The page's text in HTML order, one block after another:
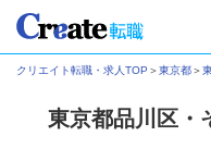
クリエイト転職・求人TOP ＞東京都＞
東京都品川区・